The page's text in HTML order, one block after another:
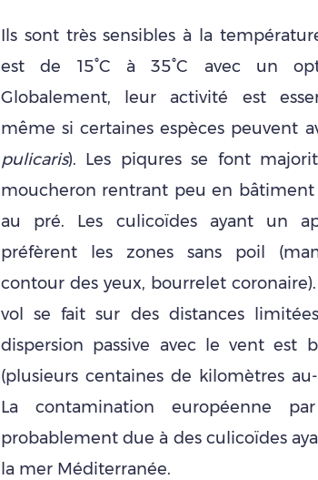
Ils sont très sensibles à la
est de 15°C à 35°C avec un
Globalement, leur activité est
même si certaines espèces peuvent
pulicaris). Les piqures se font
moucheron rentrant peu en bâtiment
au pré. Les culicoïdes ayant un
préfèrent les zones sans poil
contour des yeux, bourrelet
vol se fait sur des distances
dispersion passive avec le vent est
(plusieurs centaines de kilomètres au-
La contamination européenne
probablement due à des culicoïdes
la mer Méditerranée.